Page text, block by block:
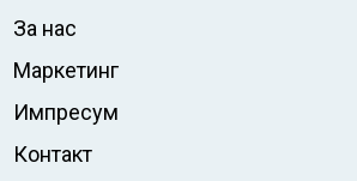
За нас
Маркетинг
Импресум
Контакт